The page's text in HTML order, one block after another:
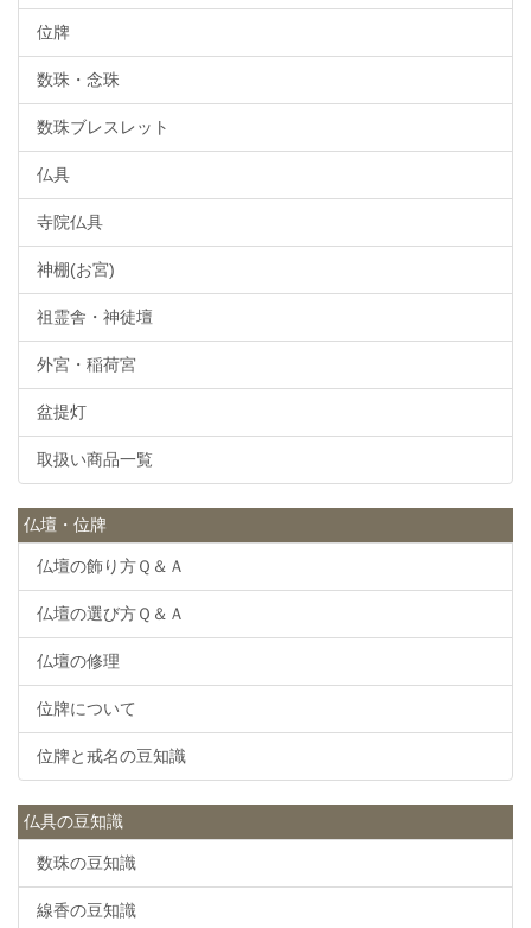
位牌
数珠・念珠
数珠ブレスレット
仏具
寺院仏具
神棚(お宮)
祖霊舎・神徒壇
外宮・稲荷宮
盆提灯
取扱い商品一覧
仏壇・位牌
仏壇の飾り方Ｑ＆Ａ
仏壇の選び方Ｑ＆Ａ
仏壇の修理
位牌について
位牌と戒名の豆知識
仏具の豆知識
数珠の豆知識
線香の豆知識